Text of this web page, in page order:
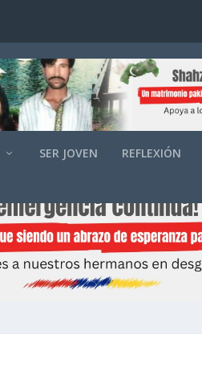
SER JOVEN REFLEXIÓN